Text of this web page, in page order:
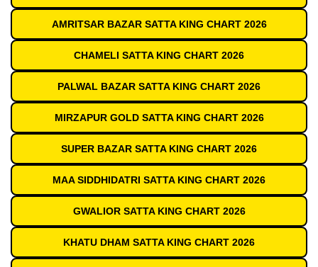
AMRITSAR BAZAR SATTA KING CHART 2026
CHAMELI SATTA KING CHART 2026
PALWAL BAZAR SATTA KING CHART 2026
MIRZAPUR GOLD SATTA KING CHART 2026
SUPER BAZAR SATTA KING CHART 2026
MAA SIDDHIDATRI SATTA KING CHART 2026
GWALIOR SATTA KING CHART 2026
KHATU DHAM SATTA KING CHART 2026